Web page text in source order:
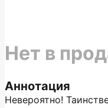
Аннотация
Невероятно!
Нет в